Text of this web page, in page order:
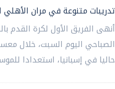
تدريبات متنوعة في مران الأهلي
أنهى الفريق الأول لكرة القدم
الصباحي اليوم السبت، خلال
حاليا في إسبانيا، استعدادا